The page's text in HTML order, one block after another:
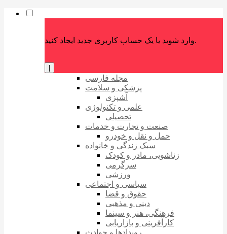
وارد شوید یا یک حساب کاربری جدید ایجاد کنید.
مجله فارسی
پزشکی و سلامت
آشپزی
علمی و تکنولوژی
تحصیلی
صنعت و تجارت و خدمات
حمل و نقل و خودرو
سبک زندگی و خانواده
زناشویی، مادر و کودک
سرگرمی
ورزشی
سیاسی و اجتماعی
حقوق و قضا
دینی و مذهبی
فرهنگی، هنر و سینما
کارآفرینی و بازاریابی
رویدادها و حوادث